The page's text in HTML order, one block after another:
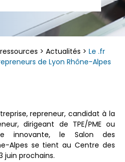
> Actualités > Le .fr
de Lyon Rhône-Alpes
repreneur, candidat à la
dirigeant de TPE/PME ou
innovante, le Salon des
Alpes se tient au Centre des
juin prochains.